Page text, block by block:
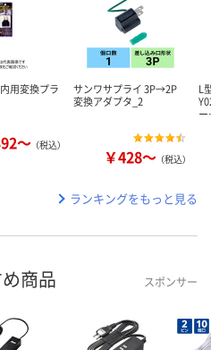
用変換プラ
～ （税込）
サンワサプライ 3P→2P
変換アダプタ_2
￥428～ （税込）
L
ランキングをもっと見る
商品 スポンサー